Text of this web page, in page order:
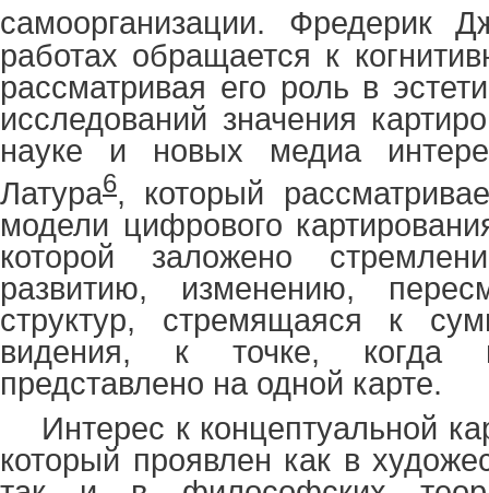
самоорганизации. Фредерик
работах обращается к
рассматривая его роль в
исследований значения
науке и новых медиа
Латура6, который
модели цифрового
которой заложено
развитию, изменению,
структур, стремящаяся к
видения, к точке, когда
представлено на одной карте.
Интерес к концептуальной
который проявлен как в